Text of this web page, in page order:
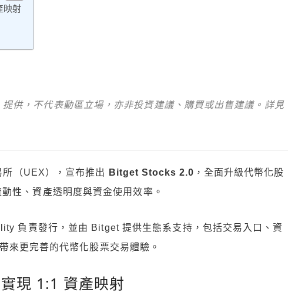
映射
供，不代表動區立場，亦非投資建議、購買或出售建議。詳見
所（UEX），宣布推出 Bitget Stocks 2.0 ，全面升級代幣化股
性、資產透明度與資金使用效率。
負責發行，並由 Bitget 提供生態系支持，包括交易入口、資
來更完善的代幣化股票交易體驗。
現 1:1 資產映射